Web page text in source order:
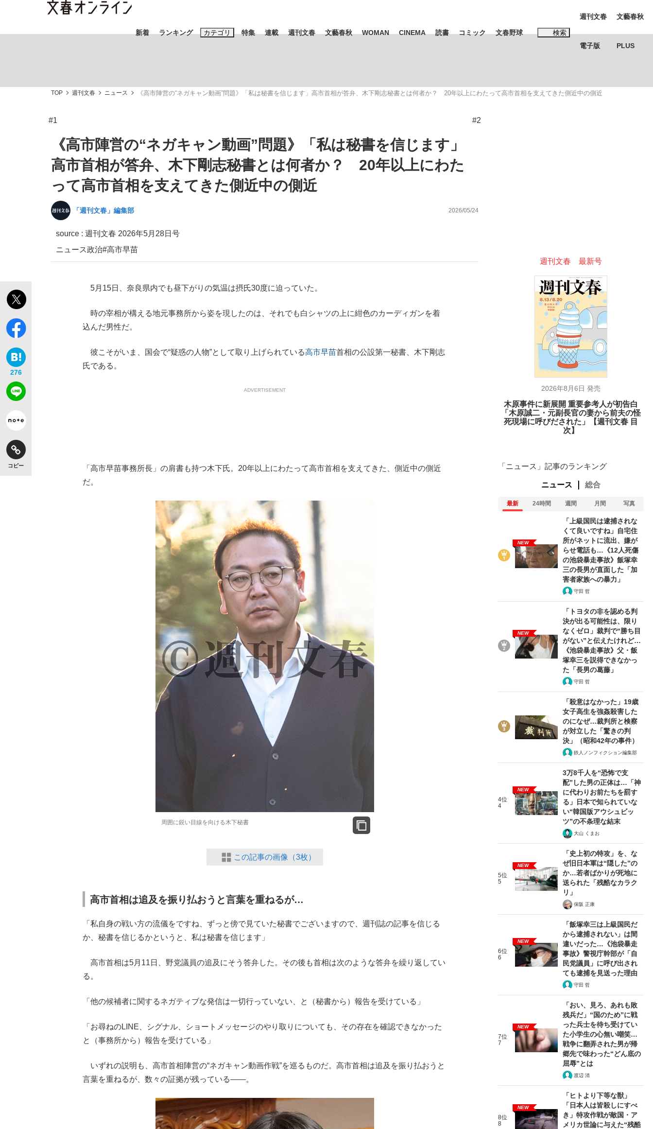
新着 ランキング カテゴリ
「90%は失敗する。でも…」本田圭佑が初めて明かした日本代表監督に...
「クマが悪者扱いされているのが悲しい」『北の国から』倉本聰氏（91...
特集
終戦から81年
観る将棋、読む将棋
いまさら聞けない資産運用のすべて
連載 週刊文春 文藝春秋 WOMAN CINEMA 読書 コミック 文春野球 検索
おすすめのキーワードタグ一覧
#松田聖子
週刊文春
電子版
文藝春秋
PLUS
TOP 週刊文春 ニュース 《高市陣営の“ネガキャン動画”問題》「私は秘書を信じます」高市首相が答弁、木下剛志秘書とは何者か？ 20年以上にわたって高市首相を支えてきた側近中の側近
#1 #2
《高市陣営の“ネガキャン動画”問題》「私は秘書を信じます」
高市首相が答弁、木下剛志秘書とは何者か？ 20年以上にわた
って高市首相を支えてきた側近中の側近
「週刊文春」編集部 2026/05/24
source : 週刊文春 2026年5月28日号
ニュース政治#高市早苗
276
コピー
5月15日、奈良県内でも昼下がりの気温は摂氏30度に迫っていた。
時の宰相が構える地元事務所から姿を現したのは、それでも白シャツの上に紺色のカーディガンを着
込んだ男性だ。
彼こそがいま、国会で“疑惑の人物”として取り上げられている高市早苗首相の公設第一秘書、木下剛志
氏である。
ADVERTISEMENT
「高市早苗事務所長」の肩書も持つ木下氏。20年以上にわたって高市首相を支えてきた、側近中の側近
だ。
周囲に鋭い目線を向ける木下秘書
この記事の画像（3枚）
高市首相は追及を振り払おうと言葉を重ねるが…
「私自身の戦い方の流儀をですね、ずっと傍で見ていた秘書でございますので、週刊誌の記事を信じる
か、秘書を信じるかというと、私は秘書を信じます」
高市首相は5月11日、野党議員の追及にそう答弁した。その後も首相は次のような答弁を繰り返してい
る。
「他の候補者に関するネガティブな発信は一切行っていない、と（秘書から）報告を受けている」
「お尋ねのLINE、シグナル、ショートメッセージのやり取りについても、その存在を確認できなかった
と（事務所から）報告を受けている」
いずれの説明も、高市首相陣営の“ネガキャン動画作戦”を巡るものだ。高市首相は追及を振り払おうと
言葉を重ねるが、数々の証拠が残っている――。
週刊文春 最新号
2026年8月6日 発売
木原事件に新展開 重要参考人が初告白
「木原誠二・元副長官の妻から前夫の怪
死現場に呼びだされた」【週刊文春 目
次】
「ニュース」記事のランキング
ニュース 総合
最新 24時間 週間 月間 写真
NEW
「上級国民は逮捕されな
くて良いですね」自宅住
所がネットに流出、嫌が
らせ電話も…《12人死傷
の池袋暴走事故》飯塚幸
三の長男が直面した「加
害者家族への暴力」
守田 哲
NEW
「トヨタの非を認める判
決が出る可能性は、限り
なくゼロ」裁判で“勝ち目
がない”と伝えたけれど…
《池袋暴走事故》父・飯
塚幸三を説得できなかっ
た「長男の葛藤」
守田 哲
「殺意はなかった」19歳
女子高生を強姦殺害した
のになぜ…裁判所と検察
が対立した「驚きの判
決」（昭和42年の事件）
鉄人ノンフィクション編集部
4位
4
NEW
3万8千人を“恐怖で支
配”した男の正体は…「神
に代わりお前たちを罰す
る」日本で知られていな
い“韓国版アウシュビッ
ツ”の不条理な結末
大山 くまお
5位
5
NEW
「史上初の特攻」を、な
ぜ旧日本軍は“隠した”の
か…若者ばかりが死地に
送られた「残酷なカラク
リ」
保阪 正康
6位
6
NEW
「飯塚幸三は上級国民だ
から逮捕されない」は間
違いだった…《池袋暴走
事故》警視庁幹部が「自
民党議員」に呼び出され
ても逮捕を見送った理由
守田 哲
7位
7
NEW
「おい、見ろ、あれも敗
残兵だ」“国のため”に戦
った兵士を待ち受けてい
た小学生の心無い嘲笑…
戦争に翻弄された男が帰
郷先で味わった“どん底の
屈辱”とは
渡辺 清
8位
8
NEW
「ヒトより下等な獣」
「日本人は皆殺しにすべ
き」特攻作戦が敵国・ア
メリカ世論に与えた“残酷